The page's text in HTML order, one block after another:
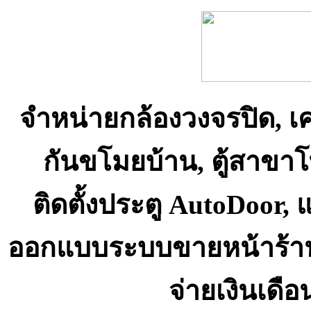
จำหน่ายกล้องวงจรปิด,
กันขโมยบ้าน, ตู้สาขา
ติดตั้งประตู AutoDoor,
ออกแบบระบบขายหน้าร้า
จ่ายเงินเดื